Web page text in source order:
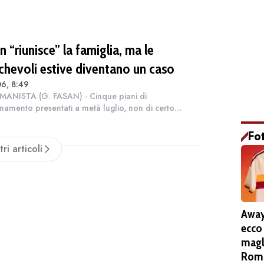
“riunisce” la famiglia, ma le
estive diventano un caso
8:49
(G. FASAN) - Cinque piani di
presentati a metà luglio, non di certo
articoli